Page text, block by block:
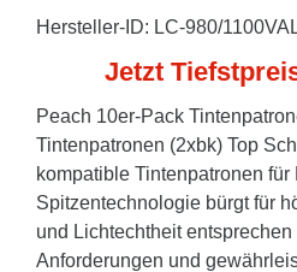
Hersteller-ID: LC-980/
Jetzt
Peach 10er-Pack
Tintenpatronen (2xbk) Top
kompatible Tintenpatronen
Spitzentechnologie bürgt für
und Lichtechtheit entsprechen
Anforderungen und